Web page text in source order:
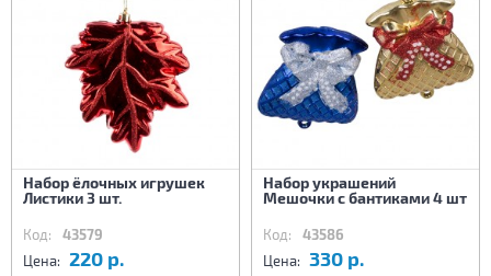
Набор ёлочных игрушек
Листики 3 шт.
Код: 43579
Цена: 220 р.
Набор украшений
Мешочки с бантиками 4 шт
Код: 43586
Цена: 330 р.